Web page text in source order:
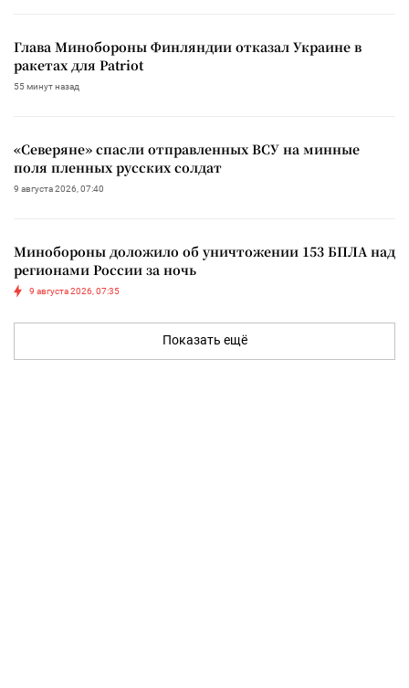
Глава Минобороны Финляндии отказал Украине в
ракетах для Patriot
55 минут назад
«Северяне» спасли отправленных ВСУ на минные
поля пленных русских солдат
9 августа 2026, 07:40
Минобороны доложило об уничтожении 153 БПЛА над
регионами России за ночь
9 августа 2026, 07:35
Показать ещё